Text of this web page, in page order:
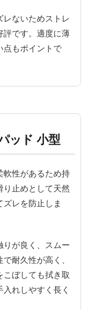
レないためストレ
評です。適度に薄
点もポイントで
ッド 小型
軟性があるため持
り止めとして天然
レを防止しま
りが良く、スムー
耐久性が高く、
ぼしても拭き取
れしやすく長く